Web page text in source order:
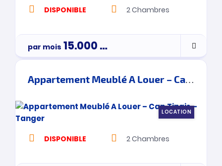
DISPONIBLE 2Chambres
par mois 15.000Dh
Appartement Meublé A Louer – Cap Tingis – Tanger
LOCATION
DISPONIBLE 2Chambres